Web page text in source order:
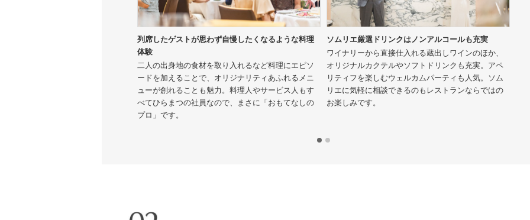
列席したゲストが思わず自慢したくなるような料理
体験
二人の出身地の食材を取り入れるなど料理にエピソ
ードを加えることで、オリジナリティあふれるメニ
ューが創れることも魅力。料理人やサービス人もす
べてひらまつの社員なので、まさに「おもてなしの
プロ」です。
ソムリエ厳選ドリンクはノンアルコールも充実
ワイナリーから直接仕入れる蔵出しワインのほか、
オリジナルカクテルやソフトドリンクも充実。アペ
リティフを楽しむウェルカムパーティも人気。ソム
リエに気軽に相談できるのもレストランならではの
お楽しみです。